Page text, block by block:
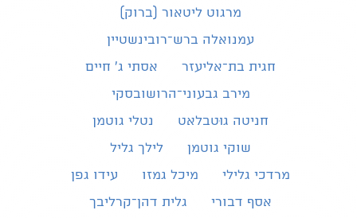
מרגוט ליטאור (ברוק)
עמנואלה ברש־רובינשטיין
חגית בת־אליעזר
אסתי ג׳ חיים
מירב גבעוני־הרושובסקי
חניטה גוּטבלאט
נטלי גוטמן
שוקי גוטמן
לילך גליל
מרדכי גלילי
מיכל גמזו
עידו גפן
אסף דבורי
גלית דהן־קרליבך